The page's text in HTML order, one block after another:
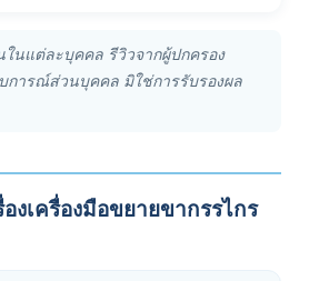
นแต่ละบุคคล รีวิวจากผู้ปกครอง
การณ์ส่วนบุคคล มิใช่การรับรองผล
งเครื่องมือขยายขากรรไกร